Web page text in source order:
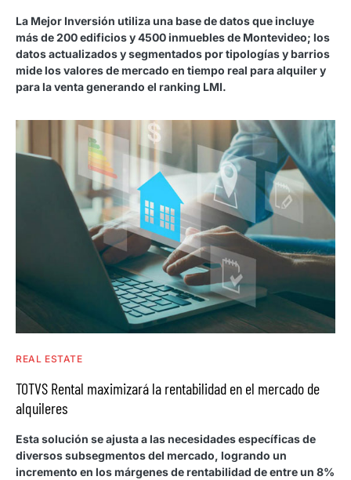
La Mejor Inversión utiliza una base de datos que incluye
más de 200 edificios y 4500 inmuebles de Montevideo; los
datos actualizados y segmentados por tipologías y barrios
mide los valores de mercado en tiempo real para alquiler y
para la venta generando el ranking LMI.
REAL ESTATE
TOTVS Rental maximizará la rentabilidad en el mercado de
alquileres
Esta solución se ajusta a las necesidades específicas de
diversos subsegmentos del mercado, logrando un
incremento en los márgenes de rentabilidad de entre un 8%